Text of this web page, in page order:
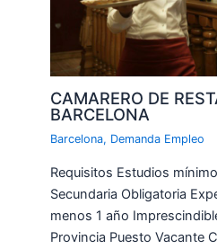
CAMARERO DE
BARCELONA
Barcelona, Demanda Empleo
Requisitos Estudios
Secundaria Obligatoria
menos 1 año
Provincia Puesto Vacante